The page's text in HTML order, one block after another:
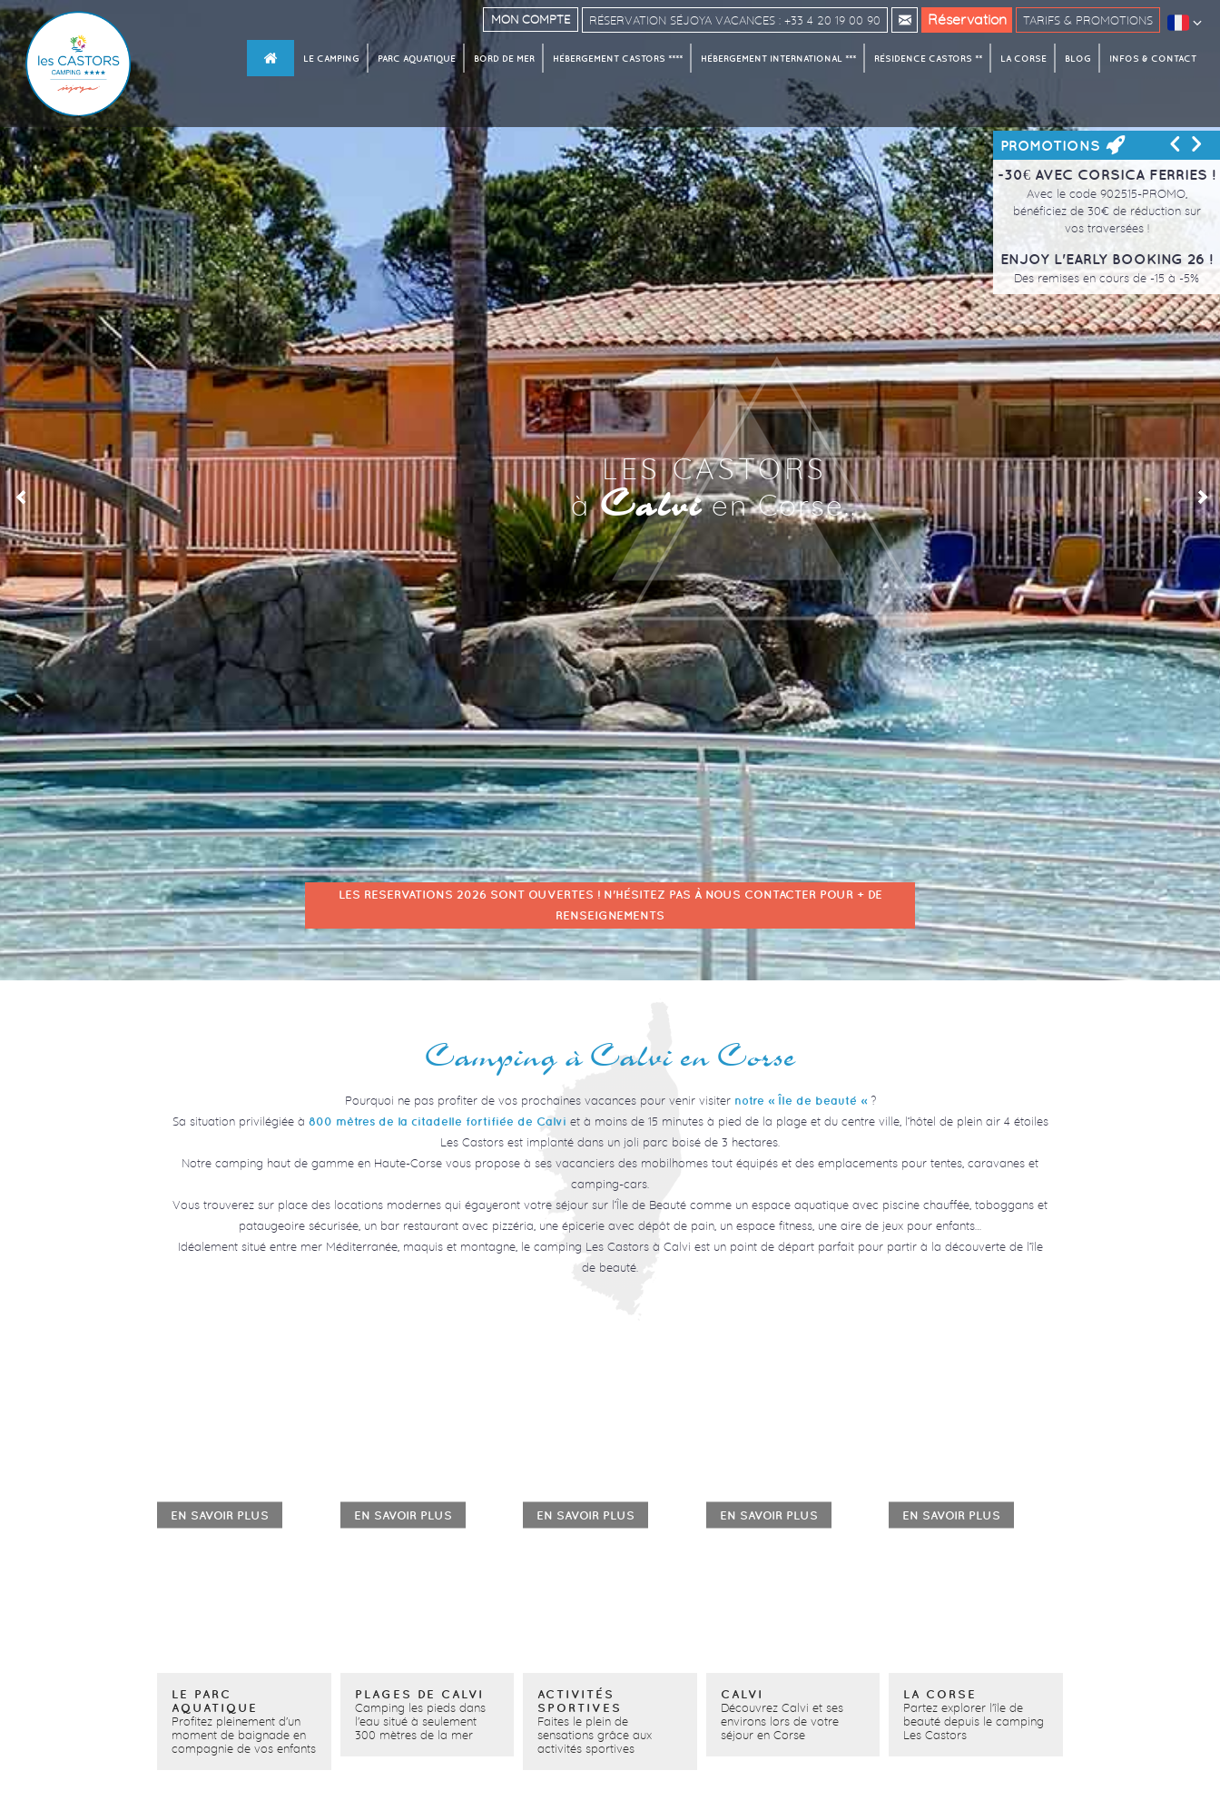
MON COMPTE RÉSERVATION SÉJOYA VACANCES : +33 4 20 19 00 90 Réservation TARIFS & PROMOTIONS
LE CAMPING PARC AQUATIQUE BORD DE MER HÉBERGEMENT CASTORS **** HÉBERGEMENT INTERNATIONAL *** RÉSIDENCE CASTORS ** LA CORSE BLOG INFOS & CONTACT
PROMOTIONS < >
-30€ AVEC CORSICA FERRIES !
Avec le code 902515-PROMO,
bénéficiez de 30€ de réduction sur
vos traversées !
ENJOY L'EARLY BOOKING 26 !
Des remises en cours de -15 à -5%
LES CASTORS
àCalvien Corse..
LES RESERVATIONS 2026 SONT OUVERTES ! N'HÉSITEZ PAS À NOUS CONTACTER POUR + DE
RENSEIGNEMENTS
Camping à Calvi en Corse
Pourquoi ne pas profiter de vos prochaines vacances pour venir visiter notre « Île de beauté »?
Sa situation privilégiée à 800 mètres de la citadelle fortifiée de Calvi et à moins de 15 minutes à pied de la plage et du centre ville, l’hôtel de plein air 4 étoiles
Les Castors est implanté dans un joli parc boisé de 3 hectares.
Notre camping haut de gamme en Haute-Corse vous propose à ses vacanciers des mobilhomes tout équipés et des emplacements pour tentes, caravanes et
camping-cars.
Vous trouverez sur place des locations modernes qui égayeront votre séjour sur l’Île de Beauté comme un espace aquatique avec piscine chauffée, toboggans et
pataugeoire sécurisée, un bar restaurant avec pizzéria, une épicerie avec dépôt de pain, un espace fitness, une aire de jeux pour enfants…
Idéalement situé entre mer Méditerranée, maquis et montagne, le camping Les Castors à Calvi est un point de départ parfait pour partir à la découverte de l’île
de beauté.
EN SAVOIR PLUS
LE PARC
AQUATIQUE
Profitez pleinement d'un
moment de baignade en
compagnie de vos enfants
EN SAVOIR PLUS
PLAGES DE CALVI
Camping les pieds dans
l'eau situé à seulement
300 mètres de la mer
EN SAVOIR PLUS
ACTIVITÉS
SPORTIVES
Faites le plein de
sensations grâce aux
activités sportives
EN SAVOIR PLUS
CALVI
Découvrez Calvi et ses
environs lors de votre
séjour en Corse
EN SAVOIR PLUS
LA CORSE
Partez explorer l'île de
beauté depuis le camping
Les Castors